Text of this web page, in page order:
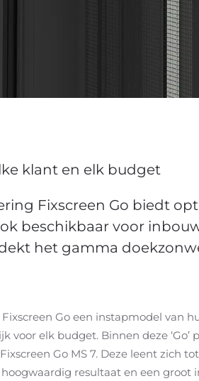
klant en elk budget
Fixscreen Go biedt
beschikbaar voor
het gamma
Go een instapmodel van
voor elk budget. Binnen deze
Go MS 7. Deze leent
resultaat en een groot